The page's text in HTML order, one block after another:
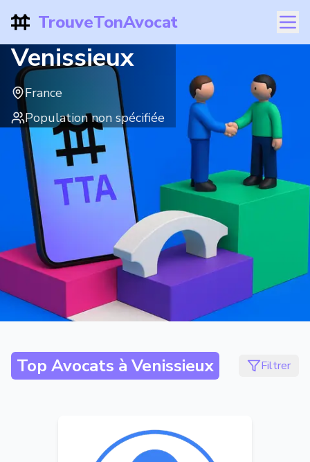
TrouveTonAvocat
Venissieux
France
Population non spécifiée
Top Avocats à Venissieux Filtrer